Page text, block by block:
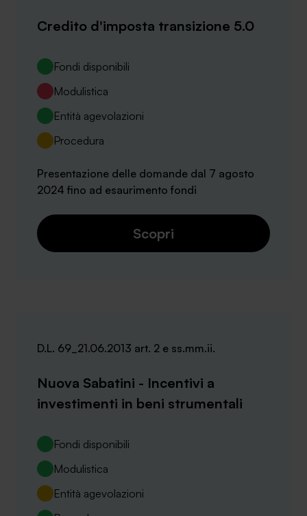
Credito d'imposta transizione 5.0
Fondi disponibili
Modulistica
Entità agevolazioni
Procedura
Presentazione delle domande dal 7 agosto
2024 fino ad esaurimento fondi
Scopri
D.L. 69_21.06.2013 art. 2 e ss.mm.ii.
Nuova Sabatini - Incentivi a
investimenti in beni strumentali
Fondi disponibili
Modulistica
Entità agevolazioni